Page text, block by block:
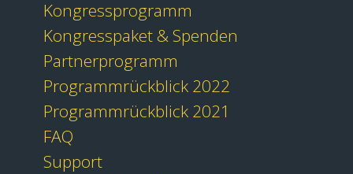
Kongressprogramm
Kongresspaket & Spenden
Partnerprogramm
Programmrückblick 2022
Programmrückblick 2021
FAQ
Support